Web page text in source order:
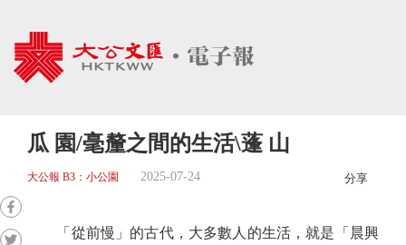
瓜 園/毫釐之間的生活\蓬 山
大公報 B3：小公園 2025-07-24 分享
「從前慢」的古代，大多數人的生活，就是「晨興